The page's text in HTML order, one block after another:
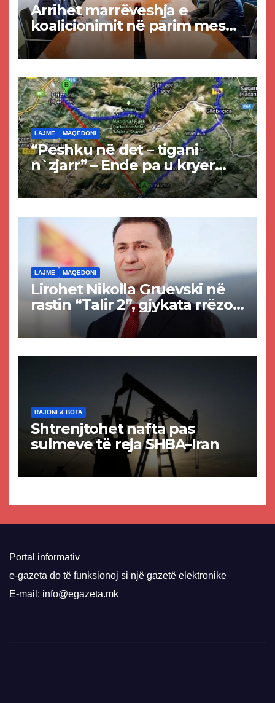
Arrihet marrëveshja e
koalicionimit në parim mes
Kurtit dhe Abdixhikut
LAJME MAQEDONI
“Peshku në det – tigani
n`zjarr” – Ende pa u kryer
projekti i tunelit, komuna e
Tetovës nis punimet për
LAJME MAQEDONI
Lirohet Nikolla Gruevski në
rastin “Talir 2”, gjykata rrëzon
akuzat për ndërtimin e
paligjshëm të selisë së
RAJONI & BOTA
Shtrenjtohet nafta pas
sulmeve të reja SHBA–Iran
Portal informativ
e-gazeta do të funksionoj si një gazetë elektronike
E-mail: info@egazeta.mk